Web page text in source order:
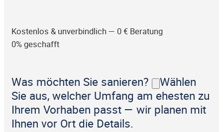
Kostenlos & unverbindlich — 0 € Beratung
0% geschafft
Was möchten Sie sanieren?
Wählen
Sie aus, welcher Umfang am ehesten zu
Ihrem Vorhaben passt — wir planen mit
Ihnen vor Ort die Details.